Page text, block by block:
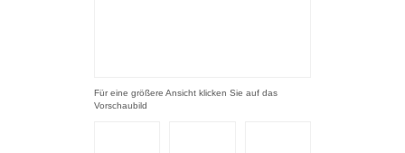
Für eine größere Ansicht klicken Sie auf das
Vorschaubild